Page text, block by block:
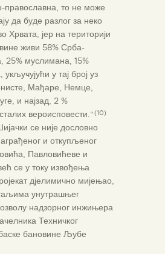
православна, то не може
да буде разлог за неко
Хрвата, јер на територији
живи 58% Срба-
25% муслимана, 15%
у тај број уз
Мађаре, Немце,
и најзад, 2 %
вероисповести.“(10)
се није дословно
и откупљеног
Павловићеве и
се у току извођења
дјелимично мијењао,
унутрашњег
надзорног инжињера
Техничког
бановине Љубе